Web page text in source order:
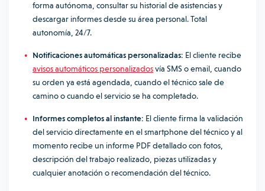
forma autónoma, consultar su historial de asistencias y
descargar informes desde su área personal. Total
autonomía, 24/7.
Notificaciones automáticas personalizadas: El cliente recibe
avisos automáticos personalizadosvía SMS o email, cuando
su orden ya está agendada, cuando el técnico sale de
camino o cuando el servicio se ha completado.
Informes completos al instante: El cliente firma la validación
del servicio directamente en el smartphone del técnico y al
momento recibe un informe PDF detallado con fotos,
descripción del trabajo realizado, piezas utilizadas y
cualquier anotación o recomendación del técnico.